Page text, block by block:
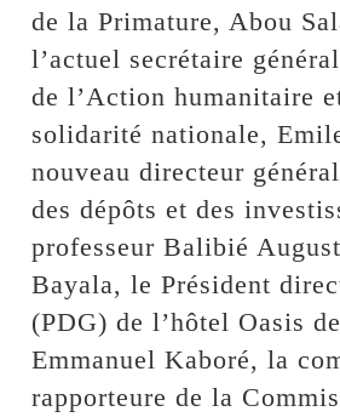
de la Primature, Abou
l’actuel secrétaire
de l’Action humanitaire
solidarité nationale,
nouveau directeur
des dépôts et des
professeur Balibié
Bayala, le Président
(PDG) de l’hôtel Oasis
Emmanuel Kaboré, la
rapporteure de la